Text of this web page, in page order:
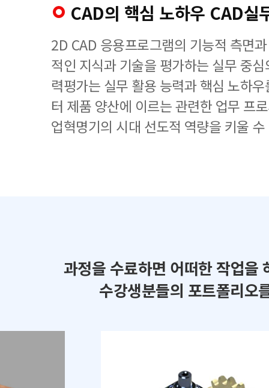
CAD의 핵심 노하우 CAD실
2D CAD 응용프로그램의 기능적 측면
적인 지식과 기술을 평가하는 실무 중
력평가는 실무 활용 능력과 핵심 노하
터 제품 양산에 이르는 관련한 업무 프
업혁명기의 시대 선도적 역량을 키울
과정을 수료하면 어떠한 작업을
수강생분들의 포트폴리오